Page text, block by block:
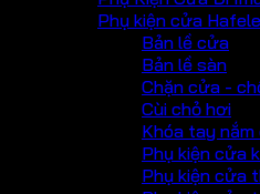
Phụ kiện cửa Hafele
Bản lề cửa
Bản lề sàn
Chặn cửa -
Cùi chỏ hơi
Khóa tay
Phụ kiện cửa
Phụ kiện cửa